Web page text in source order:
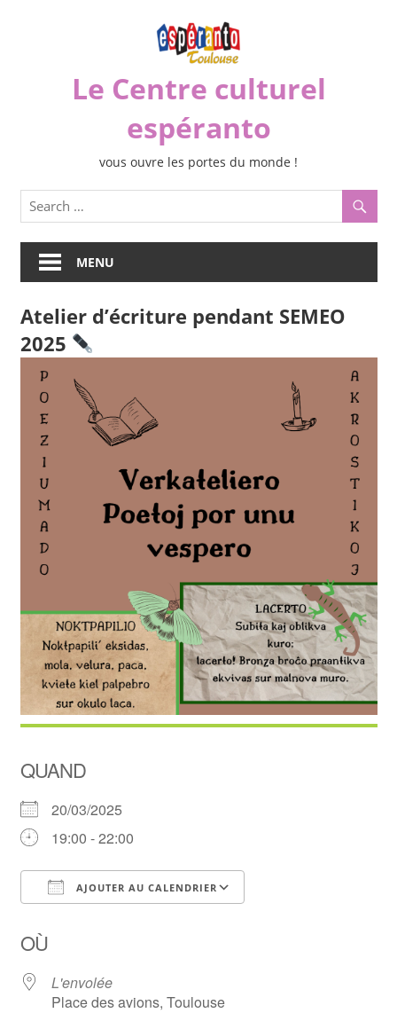
Le Centre culturel
espéranto
vous ouvre les portes du monde !
MENU
Atelier d’écriture pendant SEMEO
2025
QUAND
20/03/2025
19:00 - 22:00
AJOUTER AU CALENDRIER
OÙ
L'envolée
Place des avions, Toulouse